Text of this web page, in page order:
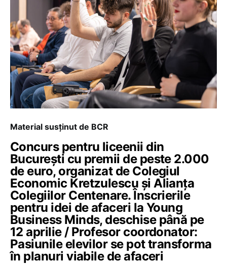
Material susținut de BCR
Concurs pentru liceenii din
București cu premii de peste 2.000
de euro, organizat de Colegiul
Economic Kretzulescu și Alianța
Colegiilor Centenare. Înscrierile
pentru idei de afaceri la Young
Business Minds, deschise până pe
12 aprilie / Profesor coordonator:
Pasiunile elevilor se pot transforma
în planuri viabile de afaceri